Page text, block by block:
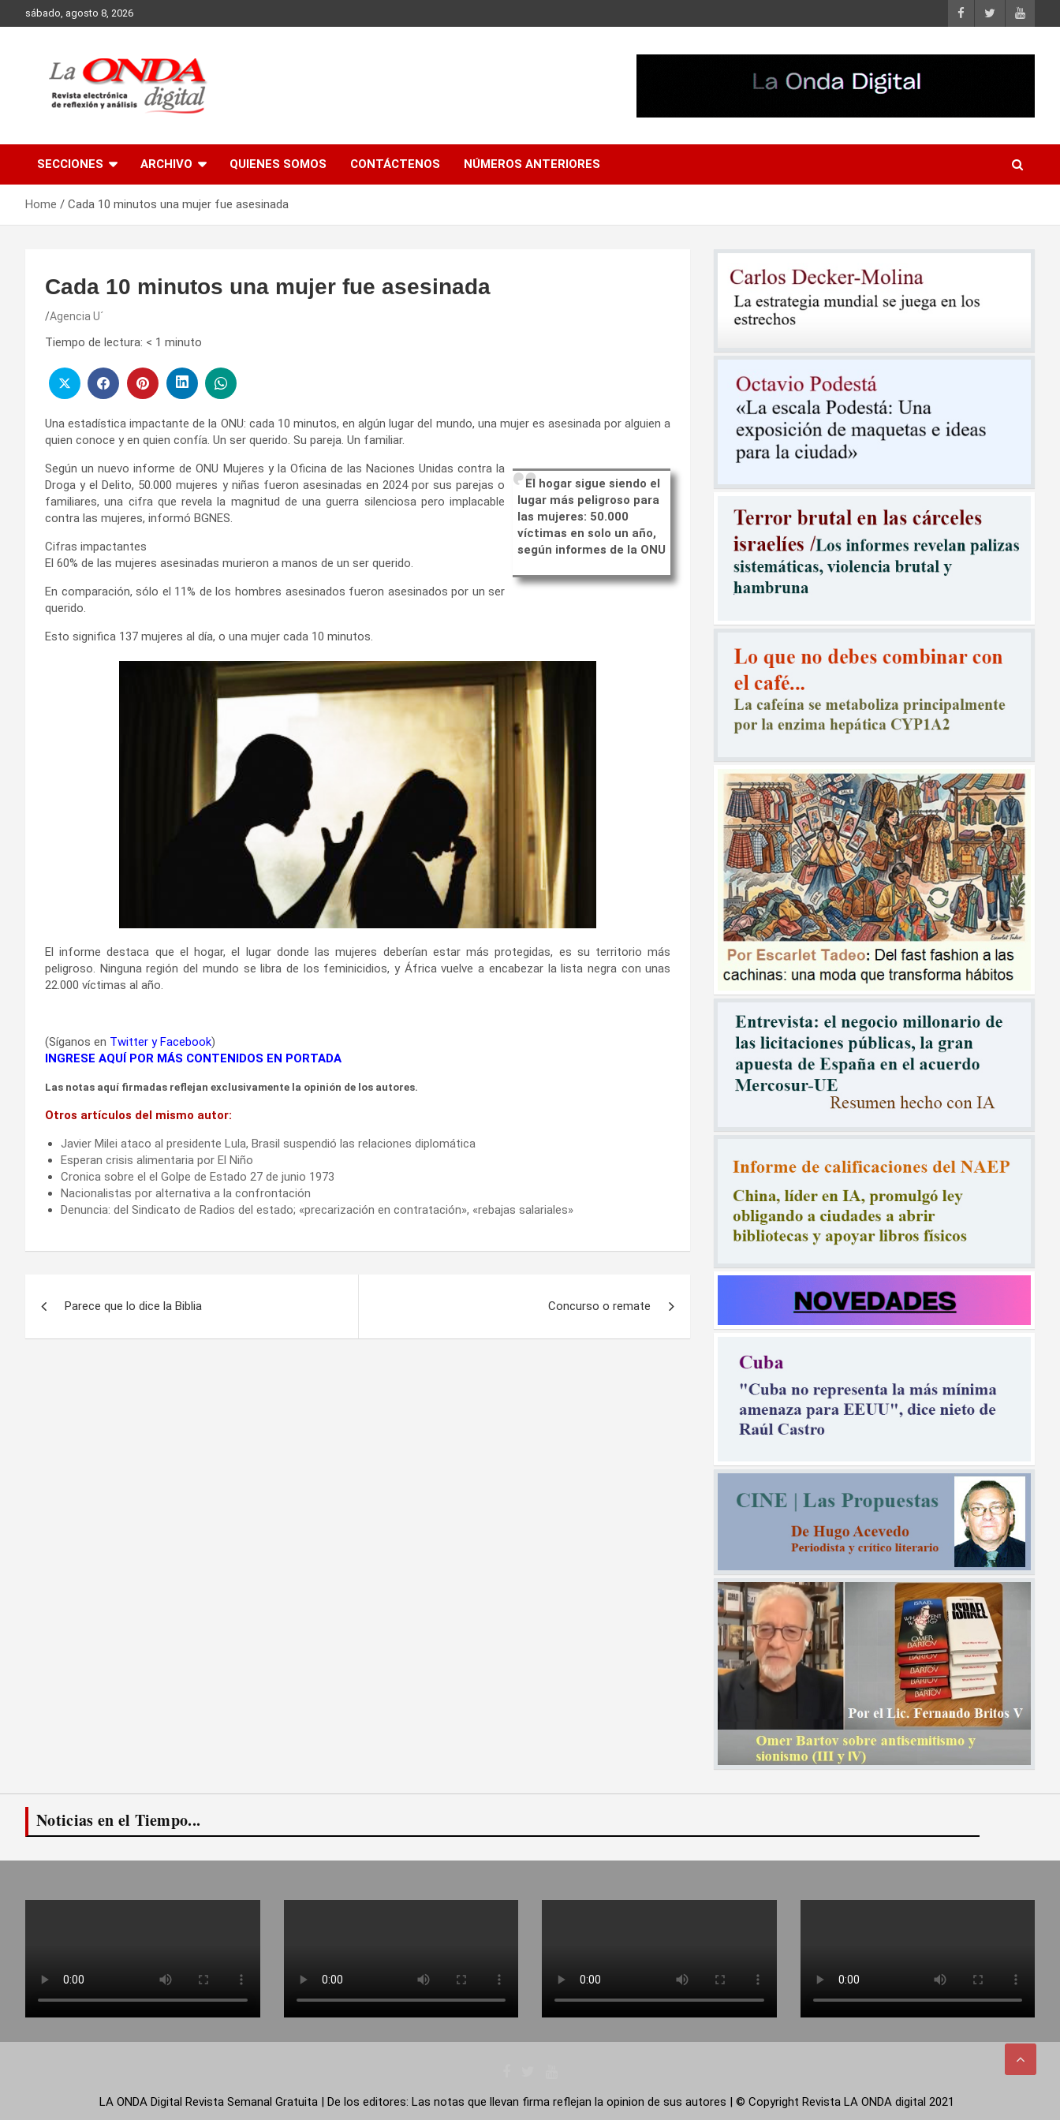
to
sábado, agosto 8, 2026
SECCIONES ARCHIVO QUIENES SOMOS CONTÁCTENOS NÚMEROS ANTERIORES
Home Cada 10 minutos una mujer fue asesinada
Cada 10 minutos una mujer fue asesinada
Agencia U´
Tiempo de lectura: < 1 minuto
Una estadística impactante de la ONU: cada 10 minutos, en algún lugar del mundo, una mujer es asesinada por alguien a
quien conoce y en quien confía. Un ser querido. Su pareja. Un familiar.
El hogar sigue siendo el
lugar más peligroso para
las mujeres: 50.000
víctimas en solo un año,
según informes de la ONU
Según un nuevo informe de ONU Mujeres y la Oficina de las Naciones Unidas contra la
Droga y el Delito, 50.000 mujeres y niñas fueron asesinadas en 2024 por sus parejas o
familiares, una cifra que revela la magnitud de una guerra silenciosa pero implacable
contra las mujeres, informó BGNES.
Cifras impactantes
El 60% de las mujeres asesinadas murieron a manos de un ser querido.
En comparación, sólo el 11% de los hombres asesinados fueron asesinados por un ser
querido.
Esto significa 137 mujeres al día, o una mujer cada 10 minutos.
El informe destaca que el hogar, el lugar donde las mujeres deberían estar más protegidas, es su territorio más
peligroso. Ninguna región del mundo se libra de los feminicidios, y África vuelve a encabezar la lista negra con unas
22.000 víctimas al año.
(Síganos en Twitter y Facebook)
INGRESE AQUÍ POR MÁS CONTENIDOS EN PORTADA
Las notas aquí firmadas reflejan exclusivamente la opinión de los autores.
Otros artículos del mismo autor:
Javier Milei ataco al presidente Lula, Brasil suspendió las relaciones diplomática
Esperan crisis alimentaria por El Niño
Cronica sobre el el Golpe de Estado 27 de junio 1973
Nacionalistas por alternativa a la confrontación
Denuncia: del Sindicato de Radios del estado; «precarización en contratación», «rebajas salariales»
Parece que lo dice la Biblia Concurso o remate
Noticias en el Tiempo...
LA ONDA Digital Revista Semanal Gratuita | De los editores: Las notas que llevan firma reflejan la opinion de sus autores | © Copyright Revista LA ONDA digital 2021